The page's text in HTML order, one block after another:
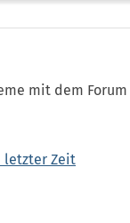
mit dem Forum
letzter Zeit